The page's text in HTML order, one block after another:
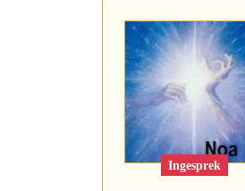
Ingesprek